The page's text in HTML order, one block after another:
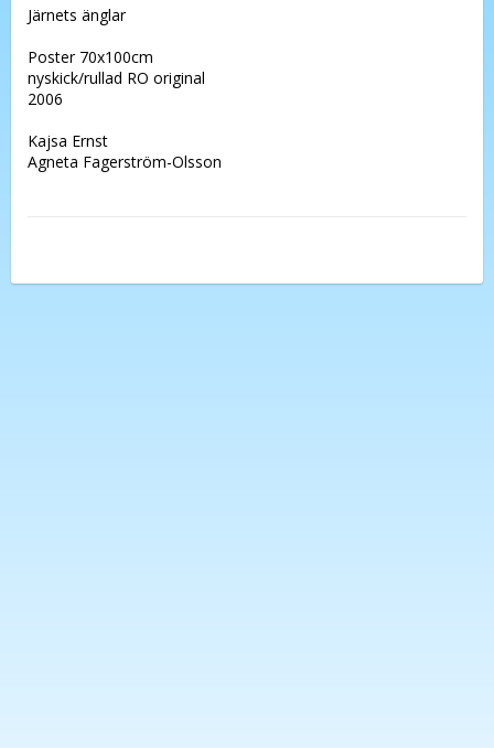
Järnets änglar
Poster 70x100cm
nyskick/rullad RO original
2006
Kajsa Ernst
Agneta Fagerström-Olsson